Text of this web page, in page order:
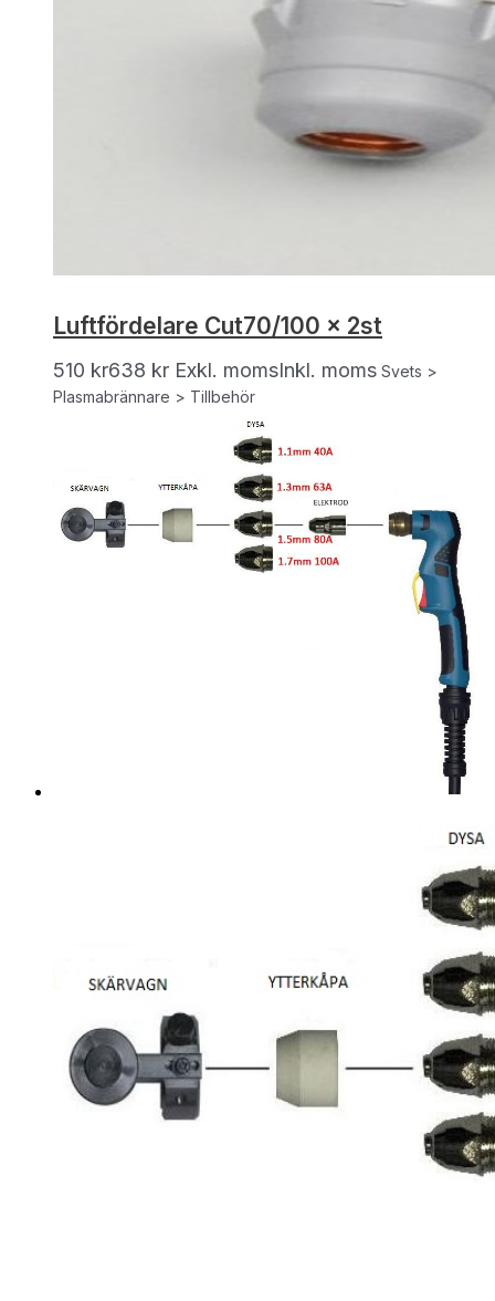
Luftfördelare Cut70/100 x 2st
510 kr638 kr Exkl. momsInkl. moms Svets >
Plasmabrännare > Tillbehör